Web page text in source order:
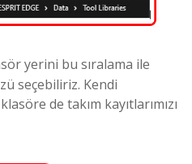
yerini bu sıralama ile
seçebiliriz. Kendi
de takım kayıtlarımızı